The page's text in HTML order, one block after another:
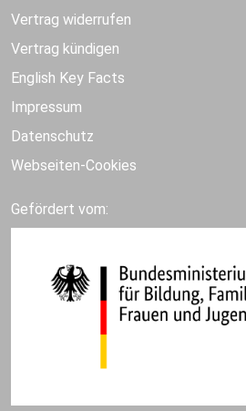
Vertrag widerrufen
Vertrag kündigen
English Key Facts
Impressum
Datenschutz
Webseiten-Cookies
Gefördert vom: